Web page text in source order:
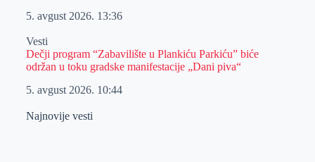
5. avgust 2026. 13:36
Vesti
Dečji program “Zabavilište u Plankiću Parkiću” biće
održan u toku gradske manifestacije „Dani piva“
5. avgust 2026. 10:44
Najnovije vesti